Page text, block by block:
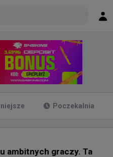
Poczekalnia
ambitnych graczy. Ta